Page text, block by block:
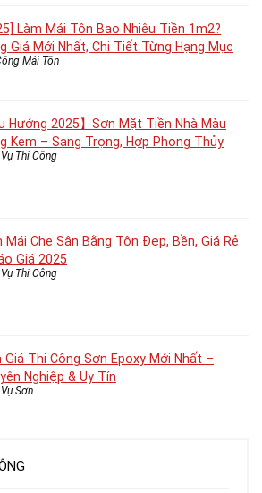
Làm Mái Tôn Bao Nhiêu Tiền 1m2?
Giá Mới Nhất, Chi Tiết Từng Hạng Mục
Mái Tôn
Hướng 2025】Sơn Mặt Tiền Nhà Màu
Kem – Sang Trọng, Hợp Phong Thủy
Thi Công
Mái Che Sân Bằng Tôn Đẹp, Bền, Giá Rẻ
Giá 2025
Thi Công
Giá Thi Công Sơn Epoxy Mới Nhất –
Nghiệp & Uy Tín
Sơn